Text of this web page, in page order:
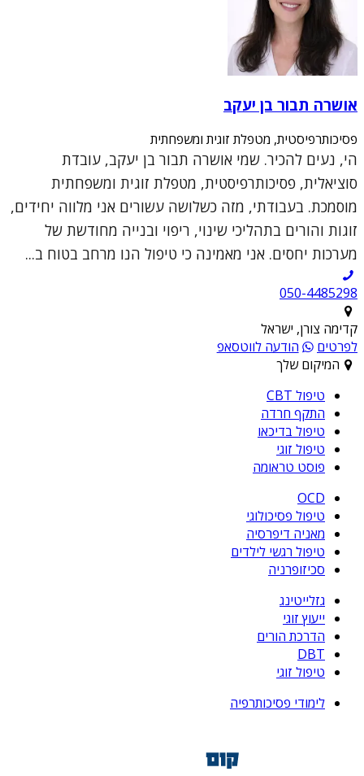
אושרה תבור בן יעקב
פסיכותרפיסטית, מטפלת זוגית ומשפחתית
הי, נעים להכיר. שמי אושרה תבור בן יעקב, עובדת
סוציאלית, פסיכותרפיסטית, מטפלת זוגית ומשפחתית
מוסמכת. בעבודתי, מזה כשלושה עשורים אני מלווה יחידים,
זוגות והורים בתהליכי שינוי, ריפוי ובנייה מחודשת של
מערכות יחסים. אני מאמינה כי טיפול הנו מרחב בטוח ב...
050-4485298
קדימה צורן, ישראל
לפרטים
הודעה לווטסאפ
המיקום שלך
טיפול CBT
התקף חרדה
טיפול בדיכאו
טיפול זוגי
פוסט טראומה
OCD
טיפול פסיכולוגי
מאניה דיפרסיה
טיפול רגשי לילדים
סכיזופרניה
גזלייטינג
ייעוץ זוגי
הדרכת הורים
DBT
טיפול זוגי
לימודי פסיכותרפיה